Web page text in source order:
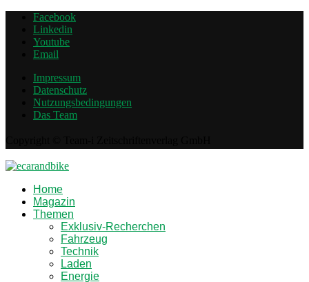
Facebook
Linkedin
Youtube
Email
Impressum
Datenschutz
Nutzungsbedingungen
Das Team
Home
Magazin
Themen
Exklusiv-Recherchen
Fahrzeug
Technik
Laden
Energie